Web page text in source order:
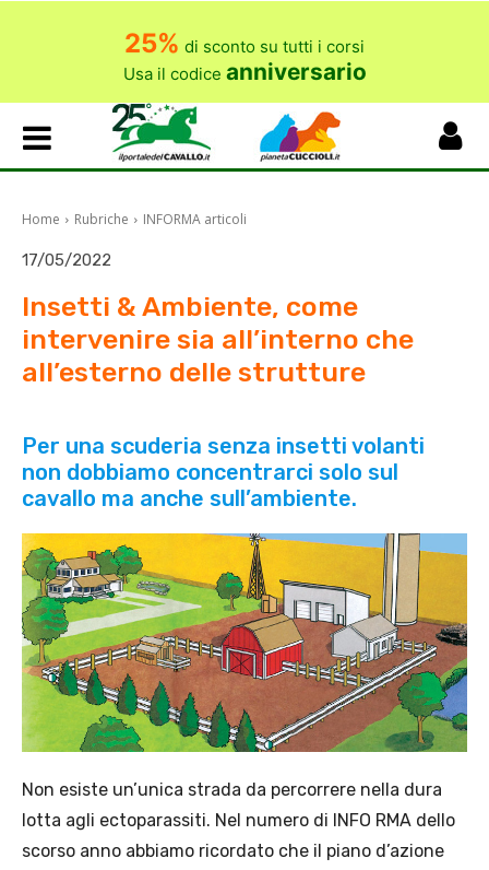
25% di sconto su tutti i corsi
Usa il codice anniversario
Home Rubriche INFORMA articoli
17/05/2022
Insetti & Ambiente, come
intervenire sia all’interno che
all’esterno delle strutture
Per una scuderia senza insetti volanti
non dobbiamo concentrarci solo sul
cavallo ma anche sull’ambiente.
Non esiste un’unica strada da percorrere nella dura
lotta agli ectoparassiti. Nel numero di INFO RMA dello
scorso anno abbiamo ricordato che il piano d’azione